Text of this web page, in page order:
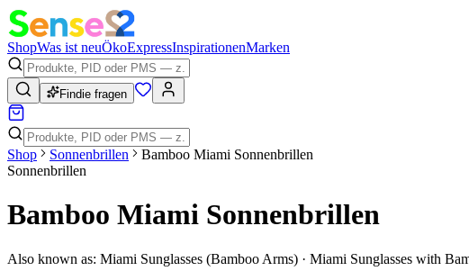
ShopWas ist neuÖkoExpressInspirationenMarken
Findie fragen
Shop Sonnenbrillen
Bamboo Miami Sonnenbrillen
Sonnenbrillen
Bamboo Miami Sonnenbrillen
Also known as: Miami Sunglasses (Bamboo Arms) · Miami Sunglasses with